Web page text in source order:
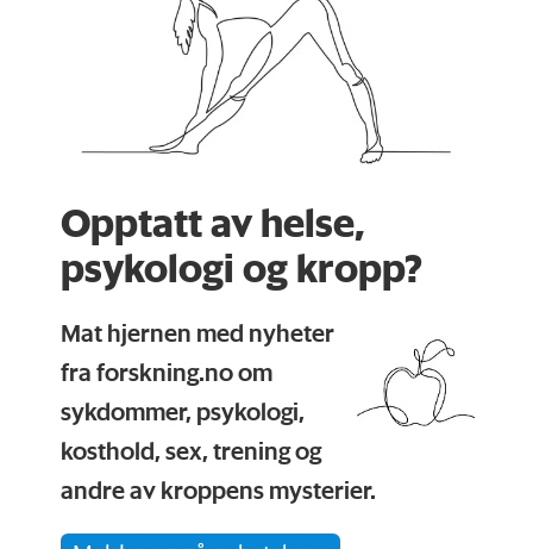
Opptatt av helse,
psykologi og kropp?
Mat hjernen med nyheter
fra forskning.no om
sykdommer, psykologi,
kosthold, sex, trening og
andre av kroppens mysterier.